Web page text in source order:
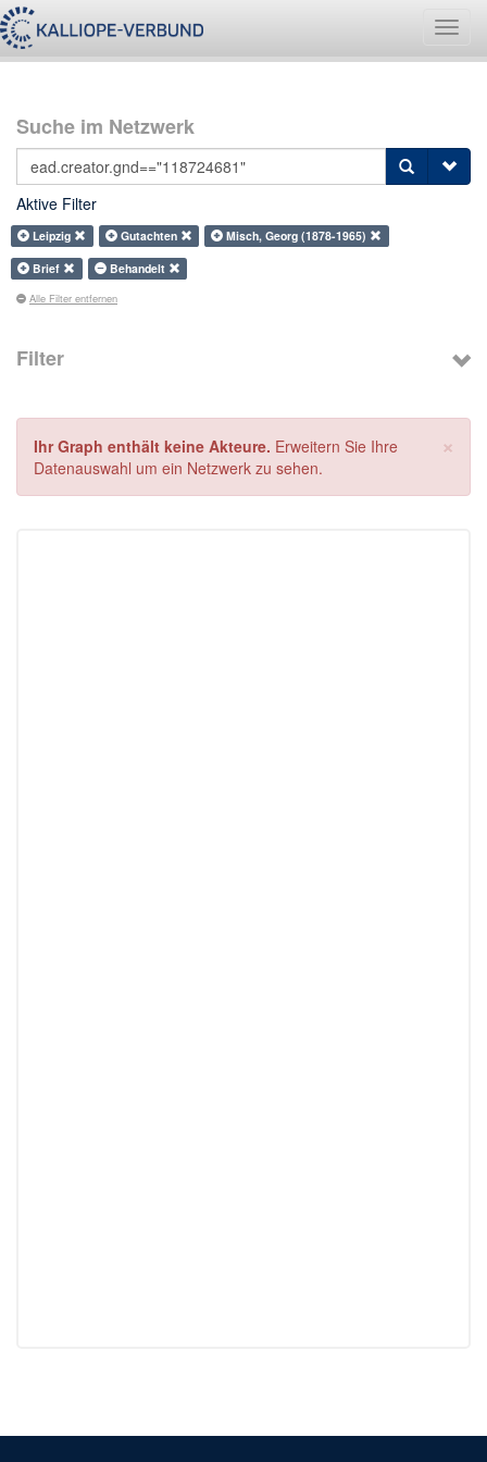
Suche im Netzwerk
Aktive Filter
Leipzig Gutachten
Misch, Georg (1878-1965)
Brief
Behandelt
Alle Filter entfernen
Filter
×
Ihr Graph enthält keine Akteure. Erweitern Sie Ihre
Datenauswahl um ein Netzwerk zu sehen.